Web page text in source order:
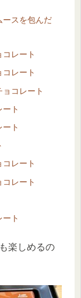
ースを包んだ
レート
レート
コレート
ト
ト
レート
レート
ト
楽しめるの